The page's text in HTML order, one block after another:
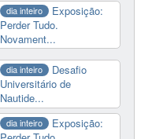
dia inteiro
Exposição:
Perder Tudo.
Novament...
dia inteiro
Desafio
Universitário de
Nautide...
dia inteiro
Exposição: